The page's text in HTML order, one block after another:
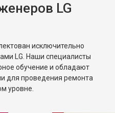
LG
исключительно
LG. Наши специалисты
обучение и обладают
для проведения ремонта
уровне.